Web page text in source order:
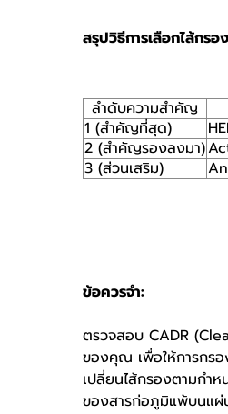
สรุปวิธีการเลือกไส้กร
ลำดับความสำคัญ
1 (สำคัญที่สุด)
2 (สำคัญรองลงมา)
3 (ส่วนเสริม)
ข้อควรจำ:
ตรวจสอบ CADR
ของคุณ เพื่อให้การกร
เปลี่ยนไส้กรองตามกำห
ของสารก่อภูมิแพ้บนแผ่